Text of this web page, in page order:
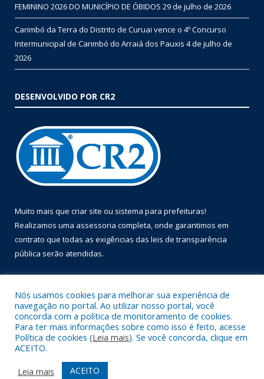
FEMININO 2026 DO MUNICÍPIO DE ÓBIDOS 29 de julho de 2026
Carimbó da Terra do Distrito de Curuai vence o 4º Concurso
Intermunicipal de Carimbó do Arraiá dos Pauxis 4 de julho de
2026
DESENVOLVIDO POR CR2
Muito mais que criar site ou sistema para prefeituras!
Realizamos uma assessoria completa, onde garantimos em
contrato que todas as exigências das leis de transparência
pública serão atendidas.
Todos os direitos reservados a Prefeitura Municipal de Óbidos.
Mapa do Site
Acessar Área Administrativa
Nós usamos cookies para melhorar sua experiência de
navegação no portal. Ao utilizar nosso portal, você
concorda com a política de monitoramento de cookies.
Para ter mais informações sobre como isso é feito, acesse
Política de cookies (Leia mais). Se você concorda, clique em
ACEITO.
Leia mais
ACEITO